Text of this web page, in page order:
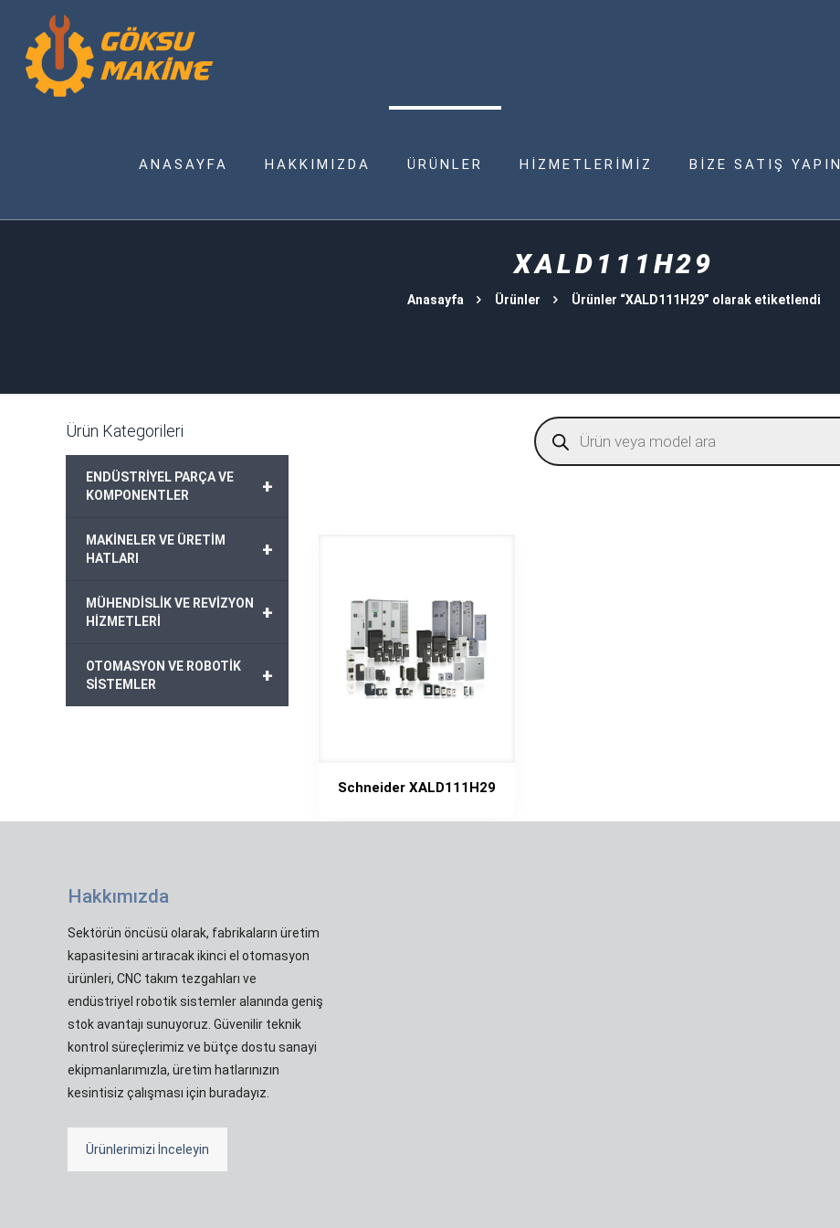
ANASAYFA HAKKIMIZDA ÜRÜNLER HİZMETLERİMİZ BİZE SATIŞ YAPIN
XALD111H29
Anasayfa Ürünler Ürünler “XALD111H29” olarak etiketlendi
Products
search
Schneider XALD111H29
Ürün Kategorileri
+
ENDÜSTRİYEL PARÇA VE
KOMPONENTLER
+
MAKİNELER VE ÜRETİM
HATLARI
+
MÜHENDİSLİK VE REVİZYON
HİZMETLERİ
+
OTOMASYON VE ROBOTİK
SİSTEMLER
Hakkımızda
Sektörün öncüsü olarak, fabrikaların üretim
kapasitesini artıracak ikinci el otomasyon
ürünleri, CNC takım tezgahları ve
endüstriyel robotik sistemler alanında geniş
stok avantajı sunuyoruz. Güvenilir teknik
kontrol süreçlerimiz ve bütçe dostu sanayi
ekipmanlarımızla, üretim hatlarınızın
kesintisiz çalışması için buradayız.
Ürünlerimizi İnceleyin